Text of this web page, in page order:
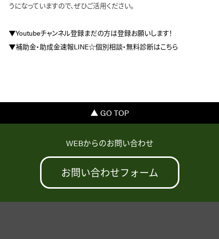
うになっていますので、ぜひご活用ください。
▼Youtubeチャンネル登録まだの方は登録お願いします！
▼補助金・助成金速報LINE☆個別相談・無料診断はこちら
▲ GO TOP
WEBからのお問い合わせ
お問い合わせフォーム